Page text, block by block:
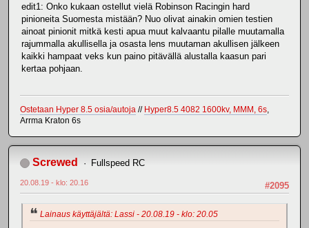
edit1: Onko kukaan ostellut vielä Robinson Racingin hard
pinioneita Suomesta mistään? Nuo olivat ainakin omien testien
ainoat pinionit mitkä kesti apua muut kalvaantu pilalle muutamalla
rajummalla akullisella ja osasta lens muutaman akullisen jälkeen
kaikki hampaat veks kun paino pitävällä alustalla kaasun pari
kertaa pohjaan.
Ostetaan Hyper 8.5 osia/autoja // Hyper8.5 4082 1600kv, MMM, 6s,
Arrma Kraton 6s
Screwed Fullspeed RC
#2095
20.08.19 - klo: 20.16
Lainaus käyttäjältä: Lassi - 20.08.19 - klo: 20.05